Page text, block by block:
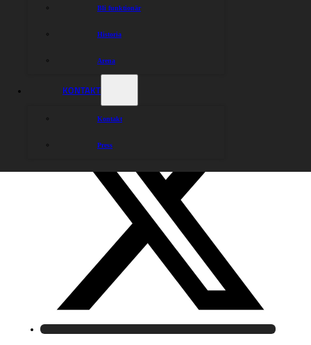
Bli funktionär
Historia
Arena
KONTAKT
Kontakt
Press